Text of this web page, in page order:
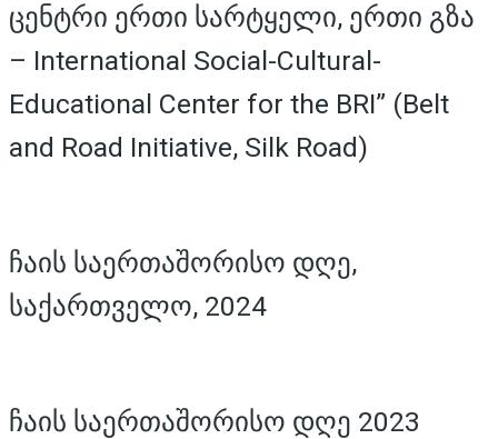
ცენტრი ერთი სარტყელი, ერთი გზა
– International Social-Cultural-
Educational Center for the BRI” (Belt
and Road Initiative, Silk Road)
ჩაის საერთაშორისო დღე,
საქართველო, 2024
ჩაის საერთაშორისო დღე 2023